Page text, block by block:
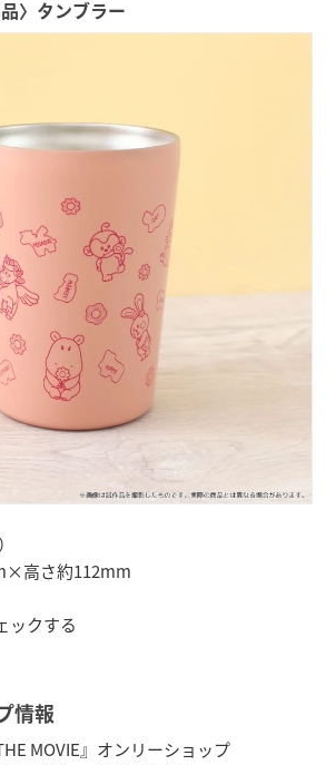
〉タンブラー
高さ約112mm
ックする
情報
MOVIE』オンリーショップ